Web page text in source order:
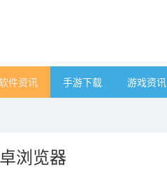
件资讯 手游下载 游戏资讯
浏览器